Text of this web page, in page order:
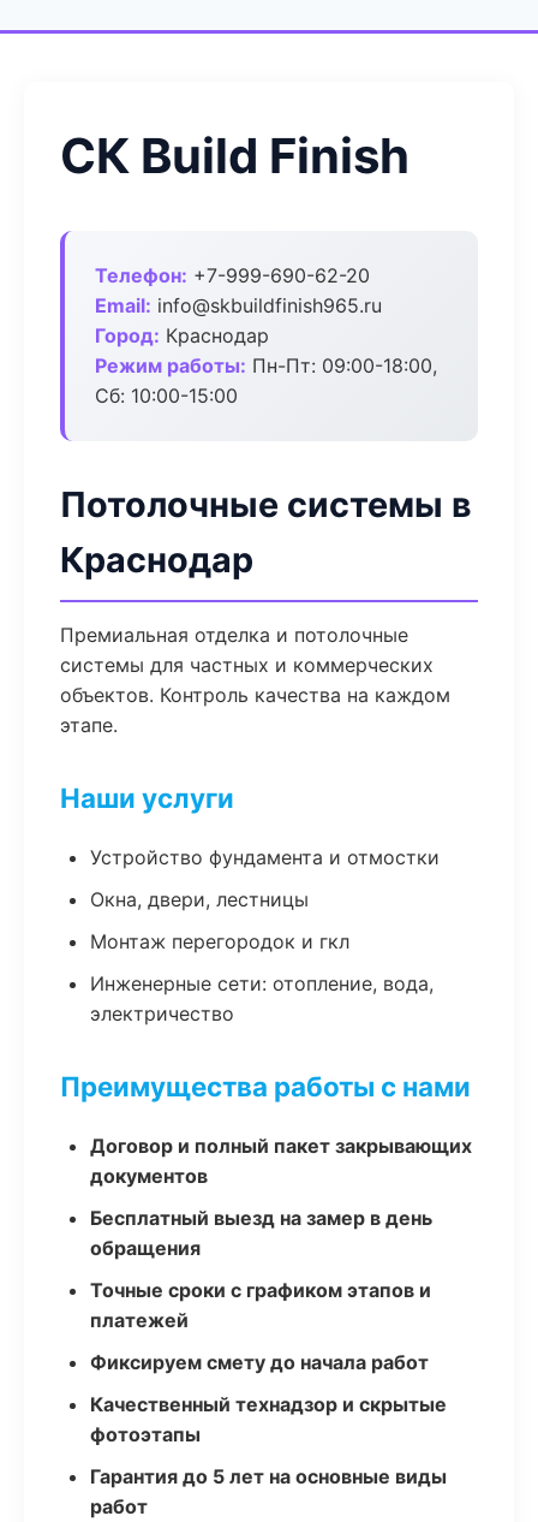
СК Build Finish
Телефон: +7-999-690-62-20
Email: info@skbuildfinish965.ru
Город: Краснодар
Режим работы: Пн-Пт: 09:00-18:00,
Сб: 10:00-15:00
Потолочные системы в
Краснодар
Премиальная отделка и потолочные
системы для частных и коммерческих
объектов. Контроль качества на каждом
этапе.
Наши услуги
Устройство фундамента и отмостки
Окна, двери, лестницы
Монтаж перегородок и гкл
Инженерные сети: отопление, вода,
электричество
Преимущества работы с нами
Договор и полный пакет закрывающих
документов
Бесплатный выезд на замер в день
обращения
Точные сроки с графиком этапов и
платежей
Фиксируем смету до начала работ
Качественный технадзор и скрытые
фотоэтапы
Гарантия до 5 лет на основные виды
работ